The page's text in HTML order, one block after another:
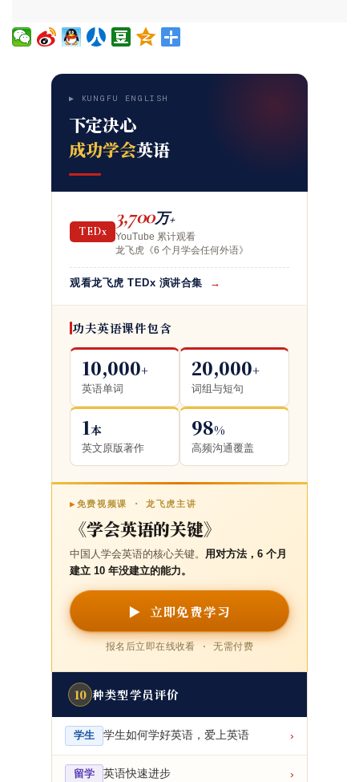
▶ KUNGFU ENGLISH
下定决心
成功学会英语
TEDx
3,700万+
YouTube 累计观看
龙飞虎《6 个月学会任何外语》
观看龙飞虎 TEDx 演讲合集 →
功夫英语课件包含
10,000+
英语单词
20,000+
词组与短句
1本
英文原版著作
98%
高频沟通覆盖
▶免费视频课 · 龙飞虎主讲
《学会英语的关键》
中国人学会英语的核心关键。 用对方法，6 个月
建立 10 年没建立的能力。
▶ 立即免费学习
报名后立即在线收看 · 无需付费
10 种类型学员评价
学生 学生如何学好英语，爱上英语 ›
留学 英语快速进步 ›